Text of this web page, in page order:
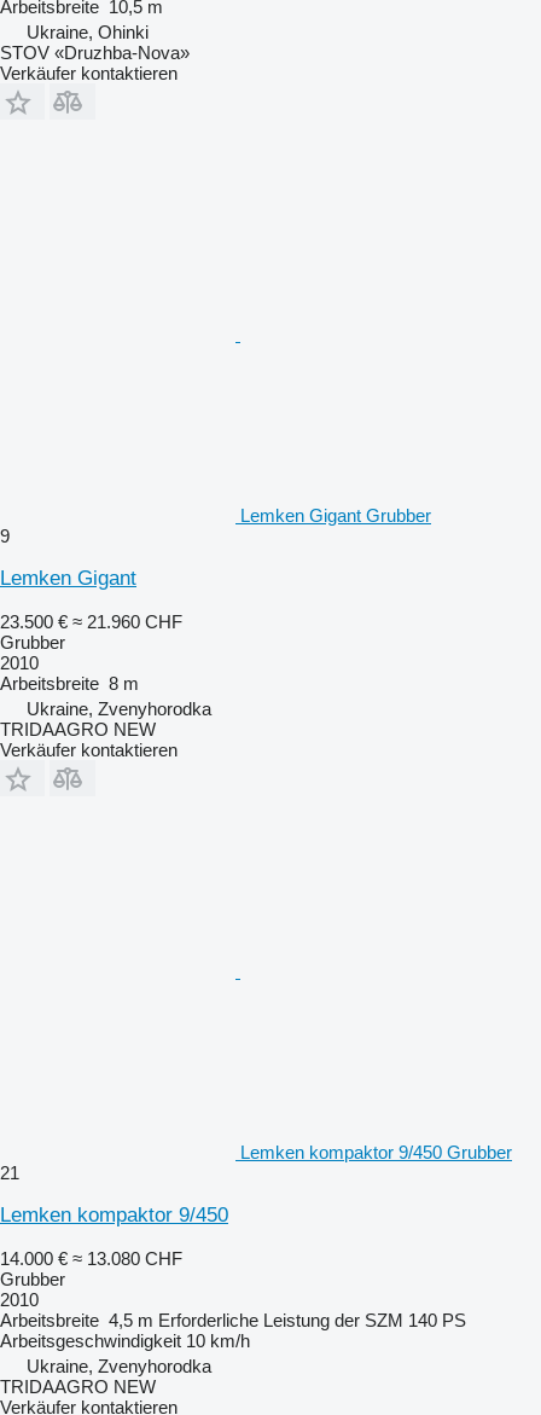
Arbeitsbreite 10,5 m
Ukraine, Ohinki
STOV «Druzhba-Nova»
Verkäufer kontaktieren
Lemken Gigant Grubber
9
Lemken Gigant
23.500 € ≈ 21.960 CHF
Grubber
2010
Arbeitsbreite 8 m
Ukraine, Zvenyhorodka
TRIDAAGRO NEW
Verkäufer kontaktieren
Lemken kompaktor 9/450 Grubber
21
Lemken kompaktor 9/450
14.000 € ≈ 13.080 CHF
Grubber
2010
Arbeitsbreite 4,5 m Erforderliche Leistung der SZM 140 PS
Arbeitsgeschwindigkeit 10 km/h
Ukraine, Zvenyhorodka
TRIDAAGRO NEW
Verkäufer kontaktieren